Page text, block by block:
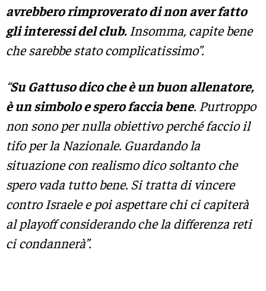
avrebbero rimproverato di non aver fatto
gli interessi del club.Insomma, capite bene
che sarebbe stato complicatissimo”.
“Su Gattuso dico che è un buon allenatore,
è un simbolo e spero faccia bene. Purtroppo
non sono per nulla obiettivo perché faccio il
tifo per la Nazionale. Guardando la
situazione con realismo dico soltanto che
spero vada tutto bene. Si tratta di vincere
contro Israele e poi aspettare chi ci capiterà
al playoff considerando che la differenza reti
ci condannerà”.